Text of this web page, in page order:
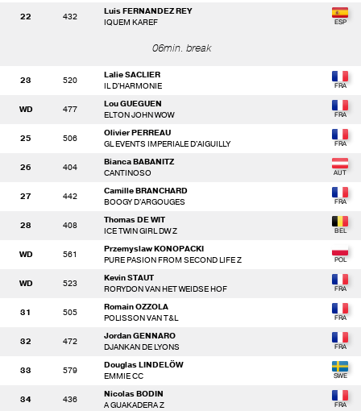
22 432
Luis FERNANDEZ REY
IQUEM KAREF
06min. break
23 520
Lalie SACLIER
IL D'HARMONIE
WD 477
Lou GUEGUEN
ELTON JOHN WOW
25 506
Olivier PERREAU
GL EVENTS IMPERIALE D'AIGUILLY
26 404
Bianca BABANITZ
CANTINOSO
27 442
Camille BRANCHARD
BOOGY D'ARGOUGES
28 408
Thomas DE WIT
ICE TWIN GIRL DW Z
WD 561
Przemyslaw KONOPACKI
PURE PASION FROM SECOND LIFE Z
WD 523
Kevin STAUT
RORYDON VAN HET WEIDSE HOF
31 505
Romain OZZOLA
POLISSON VAN T&L
32 472
Jordan GENNARO
DJANKAN DE LYONS
33 579
Douglas LINDELÖW
EMMIE CC
34 436
Nicolas BODIN
A GUAKADERA Z